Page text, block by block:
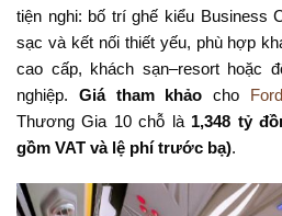
tiện nghi: bố trí ghế kiểu Business
sạc và kết nối thiết yếu, phù hợp
cao cấp, khách sạn–resort hoặc
nghiệp. Giá tham khảo cho
Thương Gia 10 chỗ là 1,348 tỷ
gồm VAT và lệ phí trước bạ).